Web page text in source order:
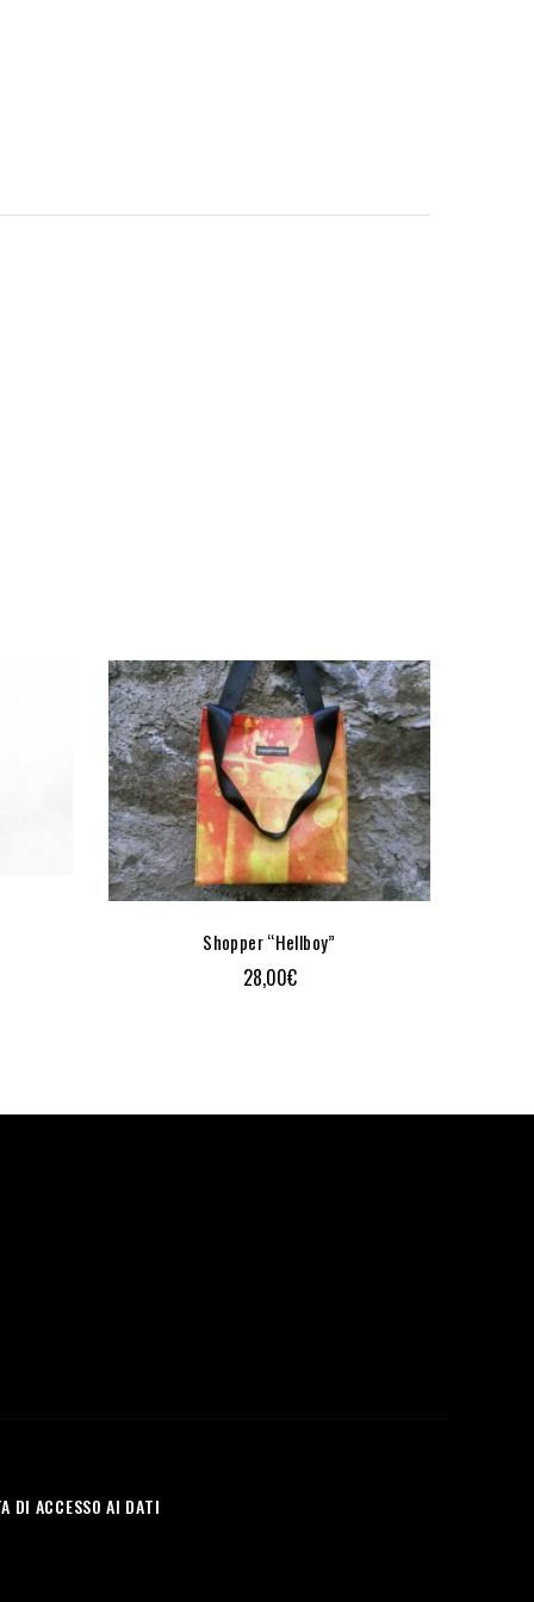
Shopper “Hellboy”
28,00€
DI ACCESSO AI DATI